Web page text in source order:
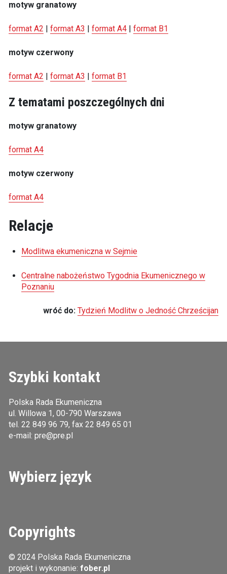
motyw granatowy
format A2 | format A3 | format A4| format B1
motyw czerwony
format A2 | format A3 | format B1
Z tematami poszczególnych dni
motyw granatowy
format A4
motyw czerwony
format A4
Relacje
Modlitwa ekumeniczna w Sejmie
Centralne nabożeństwo Tygodnia Ekumenicznego w
Poznaniu
wróć do: Tydzień Modlitw o Jedność Chrześcijan
Szybki kontakt
Polska Rada Ekumeniczna
ul. Willowa 1, 00-790 Warszawa
tel. 22 849 96 79, fax 22 849 65 01
e-mail: pre@pre.pl
Wybierz język
Copyrights
© 2024 Polska Rada Ekumeniczna
projekt i wykonanie: fober.pl